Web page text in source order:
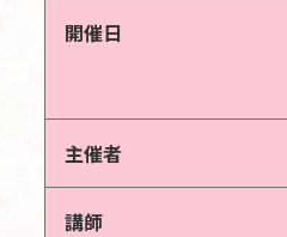
開催日
主催者
講師